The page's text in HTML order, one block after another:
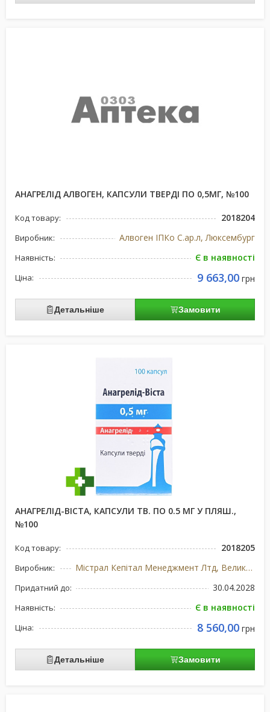
АНАГРЕЛІД АЛВОГЕН, КАПСУЛИ ТВЕРДІ ПО 0,5МГ, №100
Код товару: 2018204
Виробник: Алвоген ІПКо С.ар.л, Люксембург
Наявність: Є в наявності
Ціна: 9 663,00 грн
Детальніше Замовити
АНАГРЕЛІД-ВІСТА, КАПСУЛИ ТВ. ПО 0.5 МГ У ПЛЯШ.,
№100
Код товару: 2018205
Виробник: Містрал Кепітал Менеджмент Лтд, Великобританія
Придатний до: 30.04.2028
Наявність: Є в наявності
Ціна: 8 560,00 грн
Детальніше Замовити